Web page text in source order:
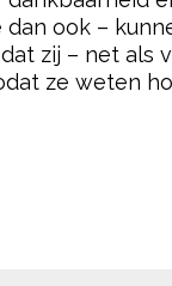
ook –
zij – net als
ze weten